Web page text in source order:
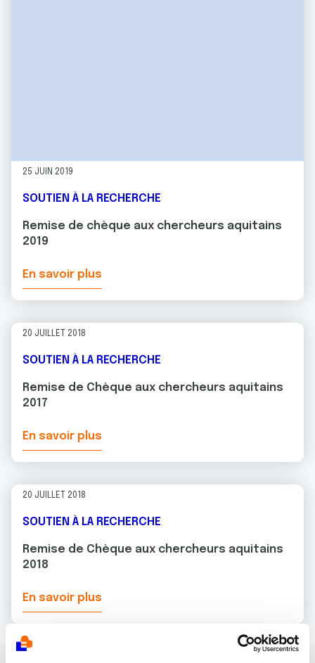
25 JUIN 2019
SOUTIEN À LA RECHERCHE
Remise de chèque aux chercheurs aquitains
2019
En savoir plus
20 JUILLET 2018
SOUTIEN À LA RECHERCHE
Remise de Chèque aux chercheurs aquitains
2017
En savoir plus
20 JUILLET 2018
SOUTIEN À LA RECHERCHE
Remise de Chèque aux chercheurs aquitains
2018
En savoir plus